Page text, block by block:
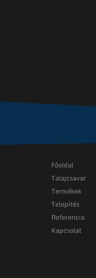
Főoldal
Talajcsavar
Termékek
Telepítés
Referencia
Kapcsolat